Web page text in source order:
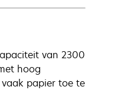
van 2300
hoog
papier toe te